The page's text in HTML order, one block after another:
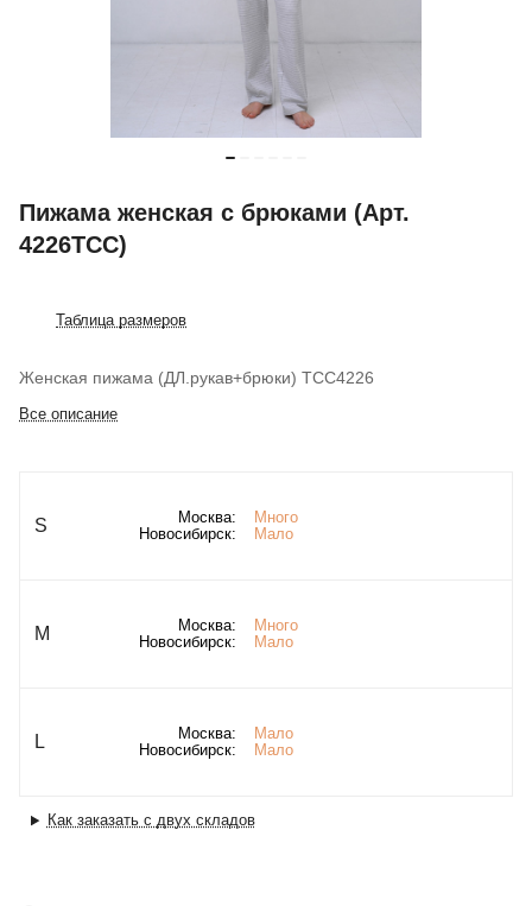
Пижама женская с брюками (Арт.
4226TCC)
Таблица размеров
Женская пижама (ДЛ.рукав+брюки) TCC4226
Все описание
S Москва:
Много
Новосибирск:
Мало
M Москва:
Много
Новосибирск:
Мало
L Москва:
Мало
Новосибирск:
Мало
Как заказать с двух складов